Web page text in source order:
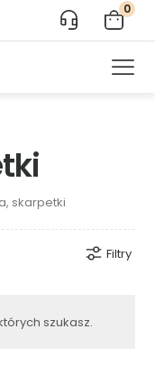
0
skarpetki
Filtry
szukasz.